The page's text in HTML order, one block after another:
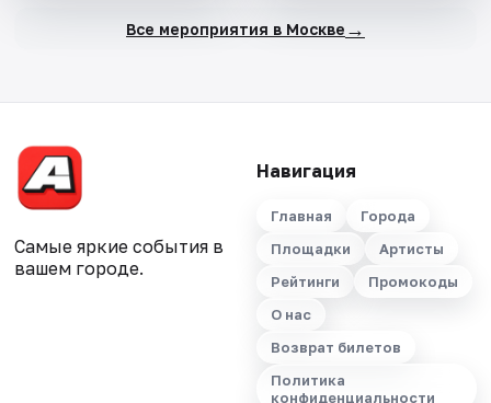
Все мероприятия в Москве →
Самые яркие события в
вашем городе.
Навигация
Главная
Города
Площадки
Артисты
Рейтинги
Промокоды
О нас
Возврат билетов
Политика
конфиденциальности